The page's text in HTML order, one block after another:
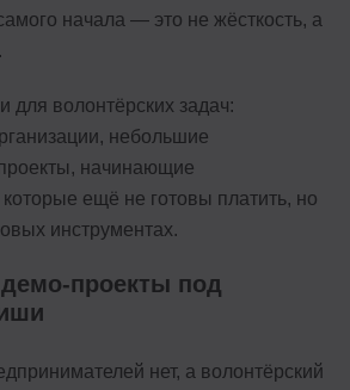
начала — это не жёсткость, а
для волонтёрских задач:
небольшие
начинающие
ещё не готовы платить, но
инструментах.
проекты под
нет, а волонтёрский